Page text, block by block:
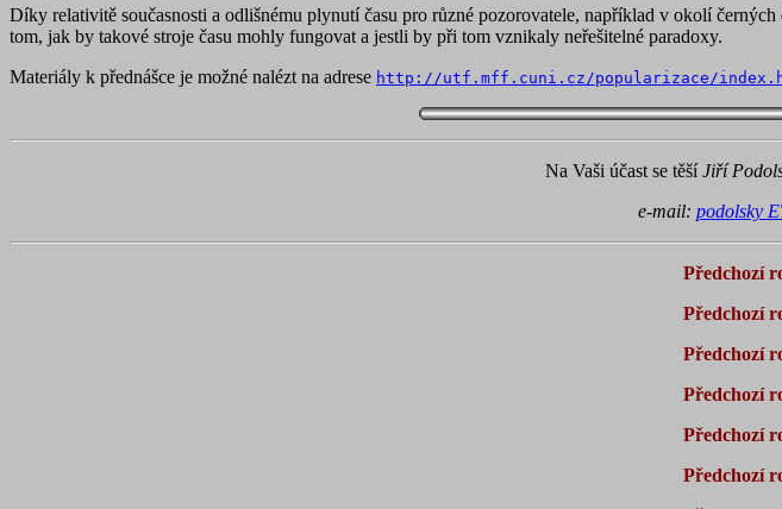
Díky relativitě současnosti a odlišnému plynutí času pro různé pozorovatele, například v okolí
tom, jak by takové stroje času mohly fungovat a jestli by při tom vznikaly neřešitelné paradoxy.
Materiály k přednášce je možné nalézt na adrese http://utf.mff.cuni.cz/popularizace/
Na Vaši účast se těšíJiří
e-mail: podolsky
Předchozí
Předchozí
Předchozí
Předchozí
Předchozí
Předchozí